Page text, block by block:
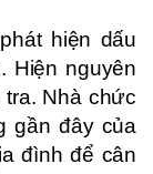
hiện dấu
Hiện nguyên
Nhà chức
gần đây của
đình để cân